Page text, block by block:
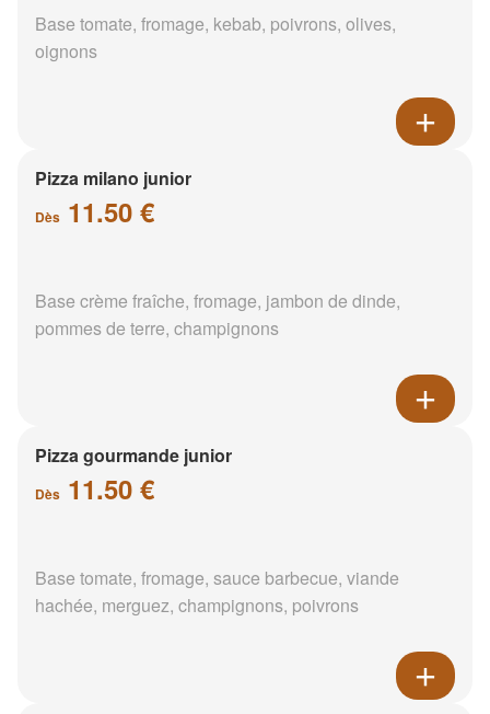
Base tomate, fromage, kebab, poivrons, olives,
oignons
Pizza milano junior
Dès 11.50 €
Base crème fraîche, fromage, jambon de dinde,
pommes de terre, champignons
Pizza gourmande junior
Dès 11.50 €
Base tomate, fromage, sauce barbecue, viande
hachée, merguez, champignons, poivrons